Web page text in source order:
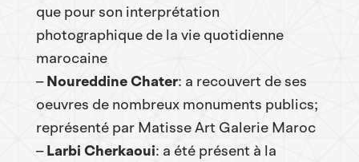
que pour son interprétation
photographique de la vie quotidienne
marocaine
–Noureddine Chater: a recouvert de ses
oeuvres de nombreux monuments publics;
représenté par Matisse Art Galerie Maroc
–Larbi Cherkaoui: a été présent à la